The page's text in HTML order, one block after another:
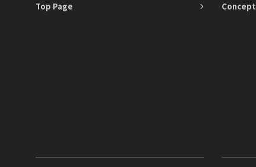
Top Page Concept